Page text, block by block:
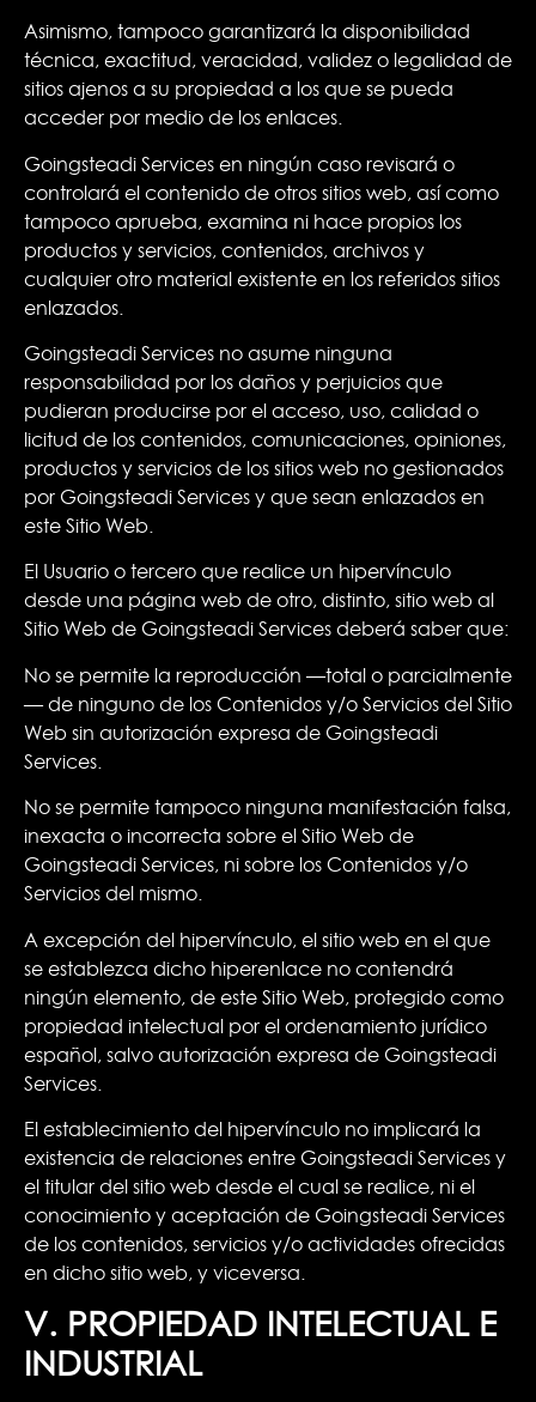
Asimismo, tampoco garantizará la disponibilidad
técnica, exactitud, veracidad, validez o legalidad de
sitios ajenos a su propiedad a los que se pueda
acceder por medio de los enlaces.
Goingsteadi Services en ningún caso revisará o
controlará el contenido de otros sitios web, así como
tampoco aprueba, examina ni hace propios los
productos y servicios, contenidos, archivos y
cualquier otro material existente en los referidos sitios
enlazados.
Goingsteadi Services no asume ninguna
responsabilidad por los daños y perjuicios que
pudieran producirse por el acceso, uso, calidad o
licitud de los contenidos, comunicaciones, opiniones,
productos y servicios de los sitios web no gestionados
por Goingsteadi Services y que sean enlazados en
este Sitio Web.
El Usuario o tercero que realice un hipervínculo
desde una página web de otro, distinto, sitio web al
Sitio Web de Goingsteadi Services deberá saber que:
No se permite la reproducción —total o parcialmente
— de ninguno de los Contenidos y/o Servicios del Sitio
Web sin autorización expresa de Goingsteadi
Services.
No se permite tampoco ninguna manifestación falsa,
inexacta o incorrecta sobre el Sitio Web de
Goingsteadi Services, ni sobre los Contenidos y/o
Servicios del mismo.
A excepción del hipervínculo, el sitio web en el que
se establezca dicho hiperenlace no contendrá
ningún elemento, de este Sitio Web, protegido como
propiedad intelectual por el ordenamiento jurídico
español, salvo autorización expresa de Goingsteadi
Services.
El establecimiento del hipervínculo no implicará la
existencia de relaciones entre Goingsteadi Services y
el titular del sitio web desde el cual se realice, ni el
conocimiento y aceptación de Goingsteadi Services
de los contenidos, servicios y/o actividades ofrecidas
en dicho sitio web, y viceversa.
V. PROPIEDAD INTELECTUAL E
INDUSTRIAL